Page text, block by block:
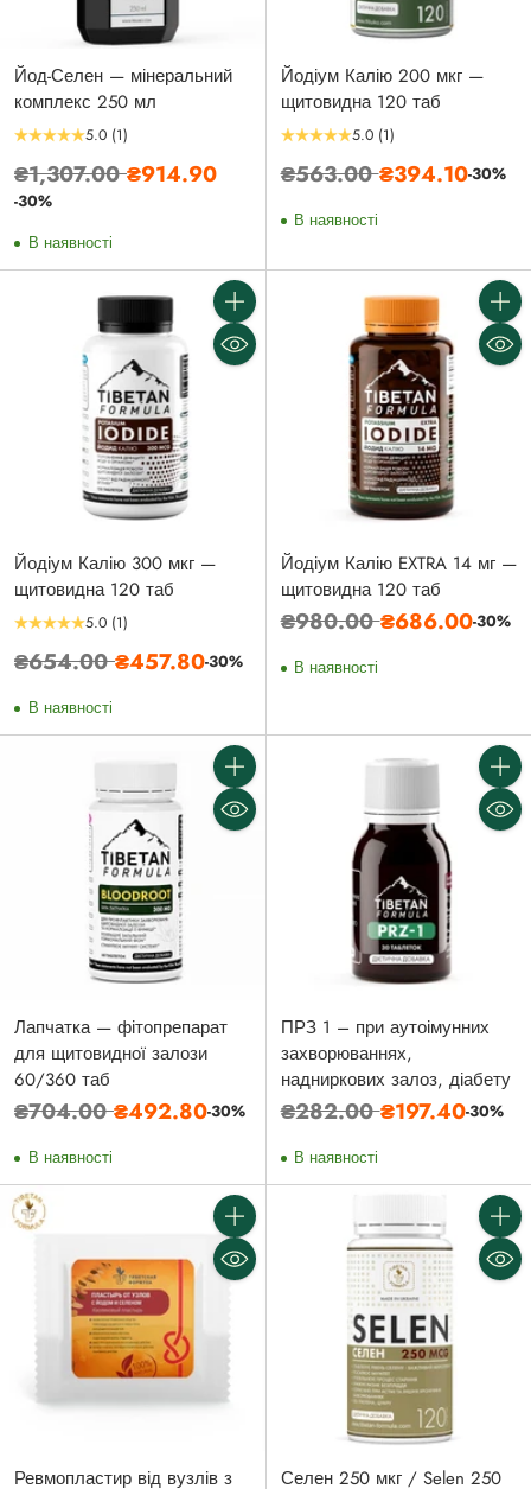
Йод-Селен — мінеральний
комплекс 250 мл
5.0 (1)
Звичайна
ціна
₴1,307.00₴914.90
-30%
В наявності
Йодіум Калію 200 мкг —
щитовидна 120 таб
5.0 (1)
Звичайна
ціна
₴563.00₴394.10-30%
В наявності
Кількість
Йодіум Калію 300 мкг —
щитовидна 120 таб
5.0 (1)
Звичайна
₴654.00₴457.80-30%
В наявності
Йодіум Калію EXTRA 14 мг —
щитовидна 120 таб
Звичайна
₴980.00₴686.00-30%
В наявності
Кількість
Лапчатка — фітопрепарат
для щитовидної залози
60/360 таб
Звичайна
ціна
₴704.00₴492.80-30%
В наявності
ПРЗ 1 – при аутоімунних
захворюваннях,
надниркових залоз, діабету
Звичайна
ціна
₴282.00₴197.40-30%
В наявності
Кількість
Ревмопластир від вузлів з Селен 250 мкг / Selen 250